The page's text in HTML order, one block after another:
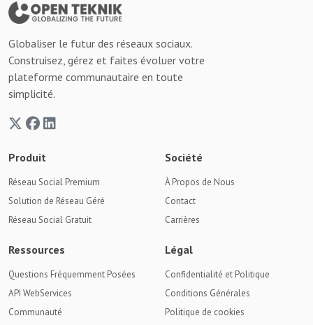
Globaliser le futur des réseaux sociaux.
Construisez, gérez et faites évoluer votre
plateforme communautaire en toute
simplicité.
Produit
Réseau Social Premium
Solution de Réseau Géré
Réseau Social Gratuit
Société
À Propos de Nous
Contact
Carrières
Ressources
Questions Fréquemment Posées
API WebServices
Communauté
Légal
Confidentialité et Politique
Conditions Générales
Politique de cookies